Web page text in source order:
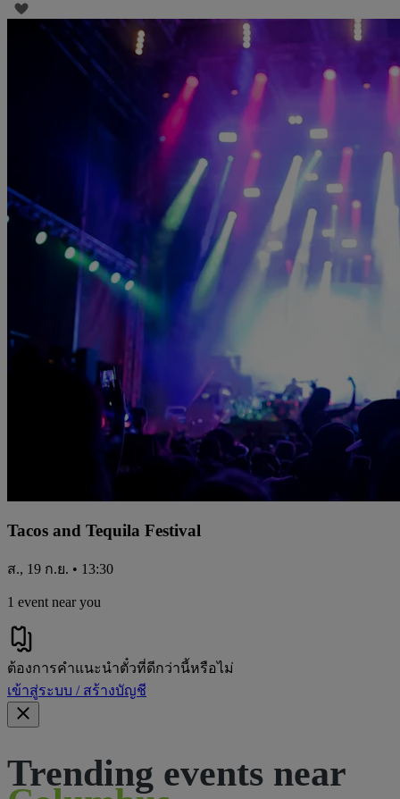
Tacos and Tequila Festival
ส., 19 ก.ย. • 13:30
1 event near you
ต้องการคําแนะนําตั๋วที่ดีกว่านี้หรือไม่
เข้าสู่ระบบ / สร้างบัญชี
Trending events near